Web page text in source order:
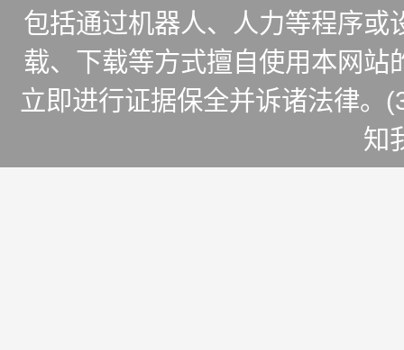
包括通过机器人、人力等程序
载、下载等方式擅自使用本网
立即进行证据保全并诉诸法律。
知